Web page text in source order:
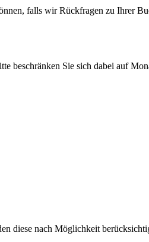
falls wir Rückfragen zu Ihrer
beschränken Sie sich dabei auf
diese nach Möglichkeit